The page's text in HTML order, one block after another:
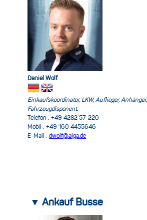
Daniel Wolf
Einkaufskoordinator, LKW, Auflieger,
Fahrzeugdisponent.
Telefon : +49 4282 57-220
Mobil : +49 160 4455646
E-Mail : dwolf@alga.de
▼ Ankauf Busse